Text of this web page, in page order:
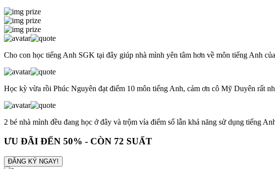
Cho con học tiếng Anh SGK tại đây giúp nhà mình yên tâm hơn về môn tiếng Anh
Học kỳ vừa rồi Phúc Nguyên đạt điểm 10 môn tiếng Anh, cảm ơn cô Mỹ Duyên rất
2 bé nhà mình đều đang học ở đây và trộm vía điểm số lẫn khả năng sử dụng tiếng
ƯU ĐÃI ĐẾN 50% - CÒN 72 SUẤT
ĐĂNG KÝ NGAY!